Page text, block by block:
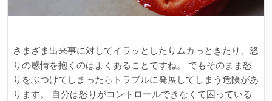
さまざま出来事に対してイラッとしたりムカっときたり、怒
りの感情を抱くのはよくあることですね。 でもそのまま怒
りをぶつけてしまったらトラブルに発展してしまう危険があ
ります。 自分は怒りがコントロールできなくて困っている